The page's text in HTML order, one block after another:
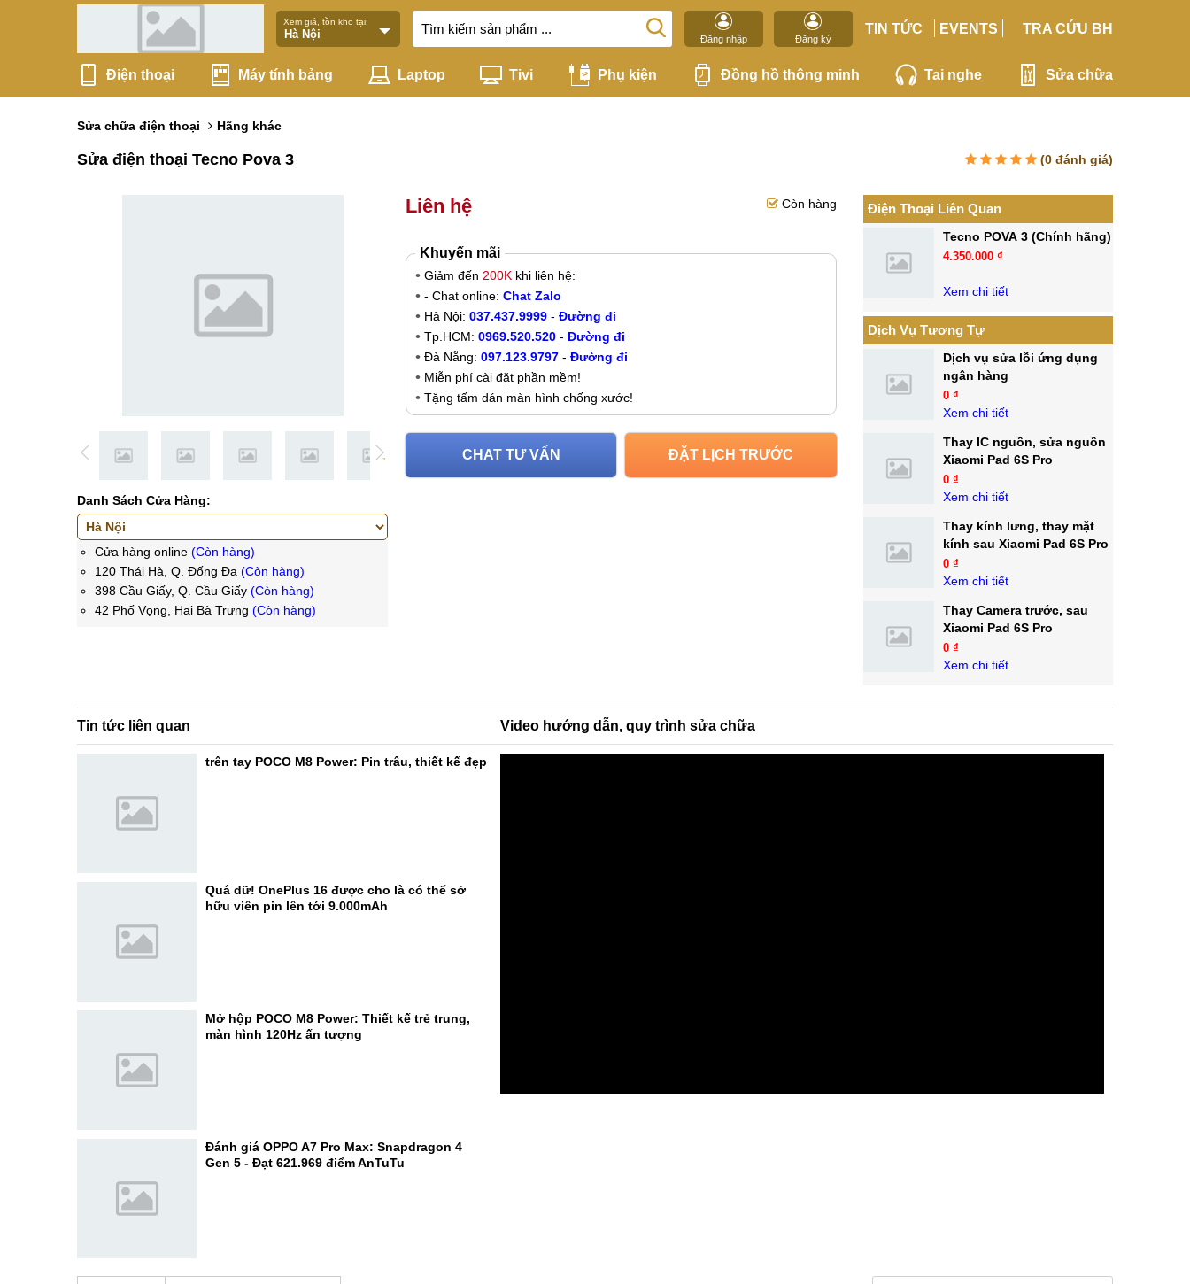
Xem giá, tồn kho tại:
Đăng nhập Đăng ký
TIN TỨC EVENTS TRA CỨU BH
Điện thoại Máy tính bảng Laptop Tivi Phụ kiện Đồng hồ thông minh Tai nghe Sửa chữa
Sửa chữa điện thoại Hãng khác
Sửa điện thoại Tecno Pova 3 (0 đánh giá)
Danh Sách Cửa Hàng:
Cửa hàng online (Còn hàng)
120 Thái Hà, Q. Đống Đa (Còn hàng)
398 Cầu Giấy, Q. Cầu Giấy (Còn hàng)
42 Phố Vọng, Hai Bà Trưng (Còn hàng)
Liên hệ Còn hàng
Khuyến mãi
Giảm đến 200K khi liên hệ:
- Chat online: Chat Zalo
Hà Nội: 037.437.9999 - Đường đi
Tp.HCM: 0969.520.520 - Đường đi
Đà Nẵng: 097.123.9797 - Đường đi
Miễn phí cài đặt phần mềm!
Tặng tấm dán màn hình chống xước!
CHAT TƯ VẤN ĐẶT LỊCH TRƯỚC
Điện Thoại Liên Quan
Tecno POVA 3 (Chính hãng)
4.350.000 ₫
Xem chi tiết
Dịch Vụ Tương Tự
Dịch vụ sửa lỗi ứng dụng
ngân hàng
0 ₫
Xem chi tiết
Thay IC nguồn, sửa nguồn
Xiaomi Pad 6S Pro
0 ₫
Xem chi tiết
Thay kính lưng, thay mặt
kính sau Xiaomi Pad 6S Pro
0 ₫
Xem chi tiết
Thay Camera trước, sau
Xiaomi Pad 6S Pro
0 ₫
Xem chi tiết
Tin tức liên quan
trên tay POCO M8 Power: Pin trâu, thiết kế đẹp
Quá dữ! OnePlus 16 được cho là có thể sở
hữu viên pin lên tới 9.000mAh
Mở hộp POCO M8 Power: Thiết kế trẻ trung,
màn hình 120Hz ấn tượng
Đánh giá OPPO A7 Pro Max: Snapdragon 4
Gen 5 - Đạt 621.969 điểm AnTuTu
Video hướng dẫn, quy trình sửa chữa